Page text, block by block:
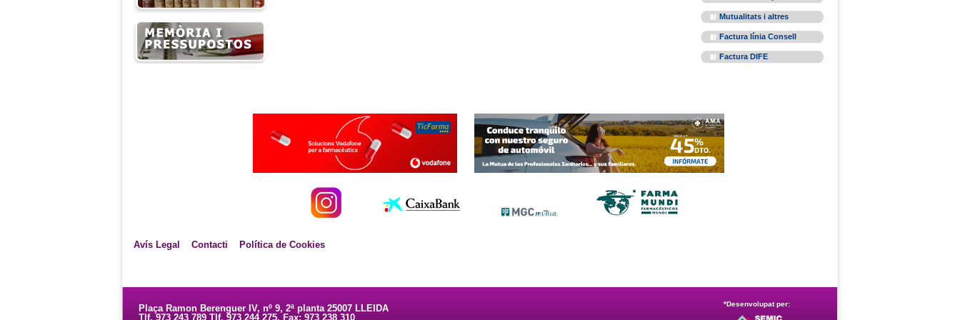
Mutualitats i altres
Factura línia Consell
Factura DIFE
Avís Legal Contacti Política de Cookies
Plaça Ramon Berenguer IV, nº 9, 2ª planta 25007 LLEIDA
Tlf. 973 243 789 Tlf. 973 244 275. Fax: 973 238 310
*Desenvolupat per: